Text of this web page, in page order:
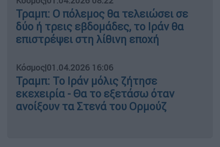
Τραμπ: Ο πόλεμος θα τελειώσει σε
δύο ή τρεις εβδομάδες, το Ιράν θα
επιστρέψει στη λίθινη εποχή
Κόσμος|01.04.2026 16:06
Τραμπ: Το Ιράν μόλις ζήτησε
εκεχειρία - Θα το εξετάσω όταν
ανοίξουν τα Στενά του Ορμούζ